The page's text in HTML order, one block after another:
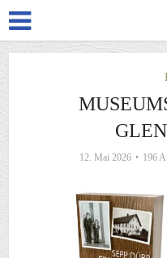
12. Mai 2026 196